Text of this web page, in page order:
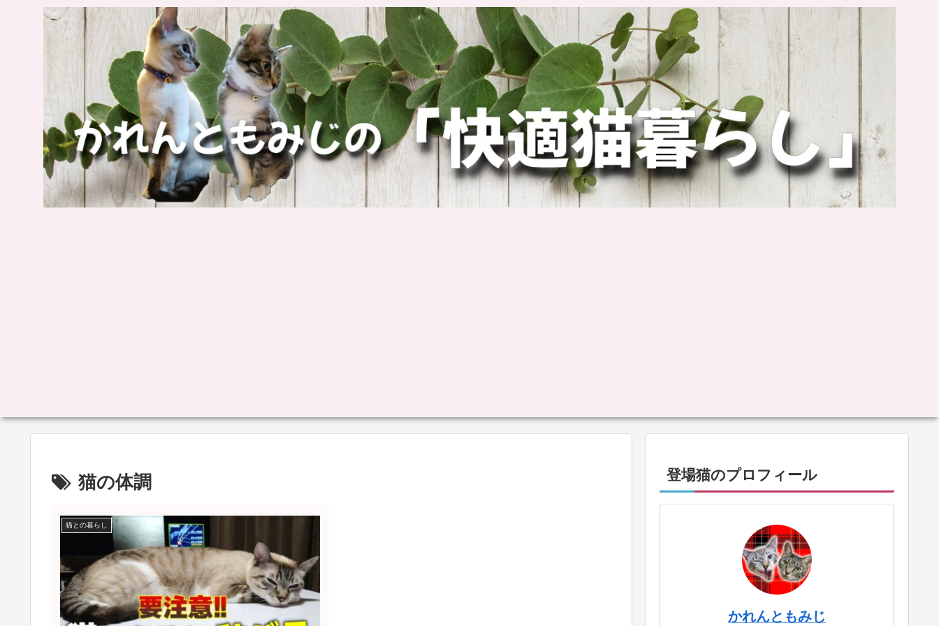
猫の体調
猫との暮らし
登場猫のプロフィール
かれんともみじ